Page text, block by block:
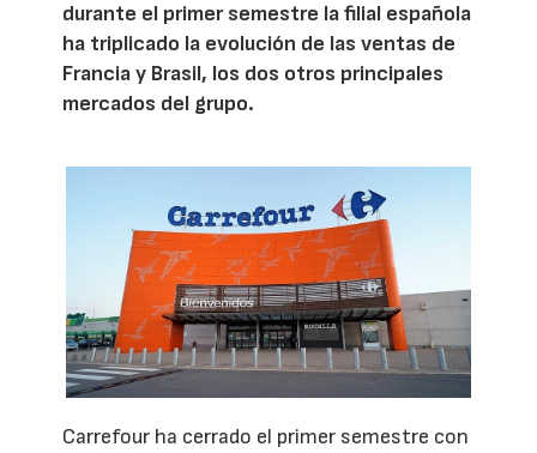
durante el primer semestre la filial española
ha triplicado la evolución de las ventas de
Francia y Brasil, los dos otros principales
mercados del grupo.
Carrefour ha cerrado el primer semestre con